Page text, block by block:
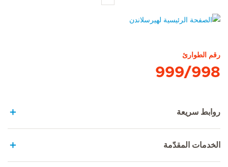
رقم الطوارئ
999/998
روابط سريعة
الخدمات المقدّمة